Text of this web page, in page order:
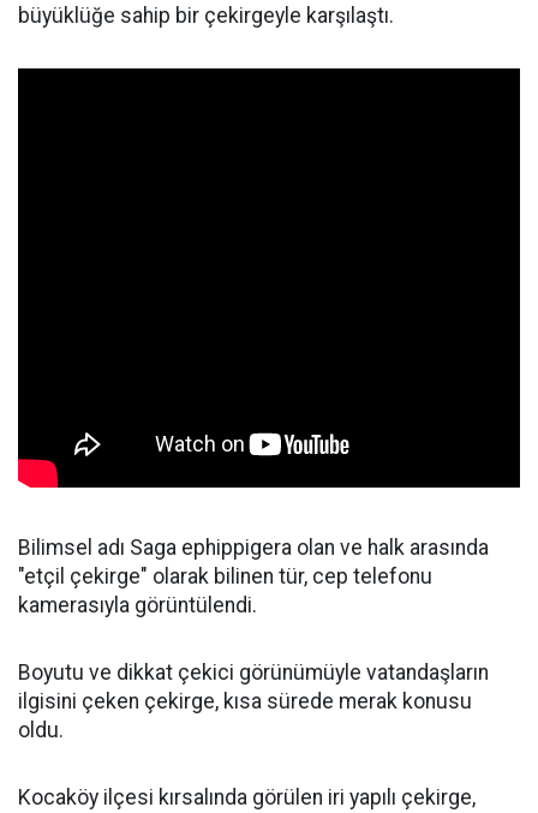
büyüklüğe sahip bir çekirgeyle karşılaştı.
Bilimsel adı Saga ephippigera olan ve halk arasında
"etçil çekirge" olarak bilinen tür, cep telefonu
kamerasıyla görüntülendi.
Boyutu ve dikkat çekici görünümüyle vatandaşların
ilgisini çeken çekirge, kısa sürede merak konusu
oldu.
Kocaköy ilçesi kırsalında görülen iri yapılı çekirge,